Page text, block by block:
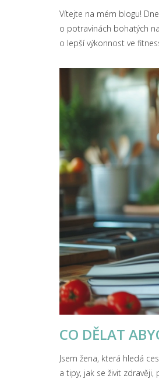
Vítejte na mém blogu!
o potravinách bohatých
o lepší výkonnost ve
CO DĚLAT
Jsem žena, která hledá
a tipy, jak se živit